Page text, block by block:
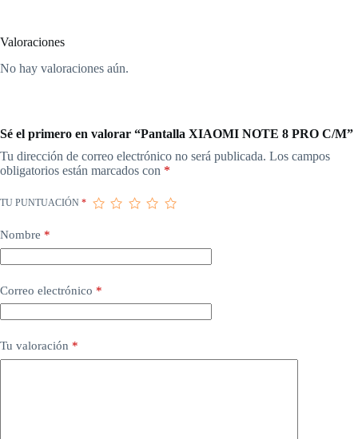
Valoraciones
No hay valoraciones aún.
Sé el primero en valorar “Pantalla XIAOMI NOTE 8 PRO C/M”
Tu dirección de correo electrónico no será publicada. Los campos
obligatorios están marcados con *
TU PUNTUACIÓN *
Nombre *
Correo electrónico *
Tu valoración *